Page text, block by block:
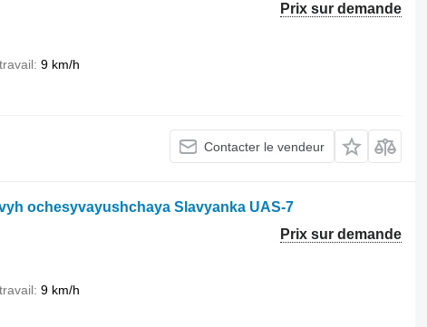
Prix sur demande
9 km/h
Contacter le vendeur
ochesyvayushchaya Slavyanka UAS-7
Prix sur demande
9 km/h